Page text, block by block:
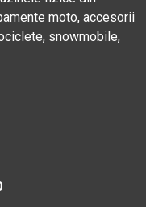
moto, accesorii
snowmobile,